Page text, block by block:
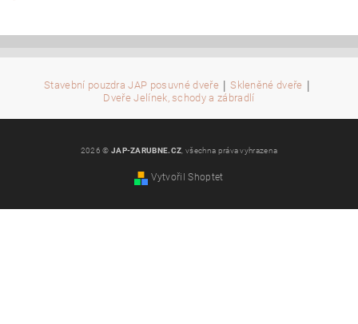
Stavební pouzdra JAP posuvné dveře | Skleněné dveře |
Dveře Jelínek, schody a zábradlí
2026 © JAP-ZARUBNE.CZ , všechna práva vyhrazena
Vytvořil Shoptet